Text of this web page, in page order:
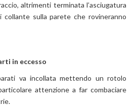
altrimenti terminata l’asciugatura
collante sulla parete che rovineranno
in eccesso
va incollata mettendo un rotolo
attenzione a far combaciare